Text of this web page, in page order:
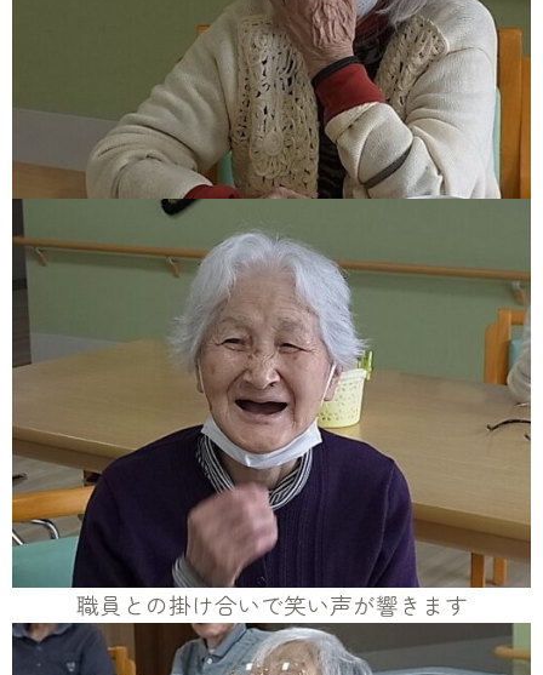
職員との掛け合いで笑い声が響きます